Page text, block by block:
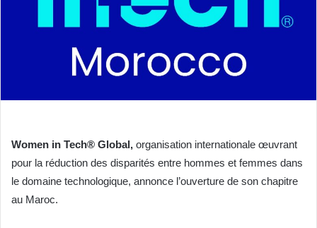
Women in Tech® Global, organisation internationale œuvrant
pour la réduction des disparités entre hommes et femmes dans
le domaine technologique, annonce l’ouverture de son chapitre
au Maroc.